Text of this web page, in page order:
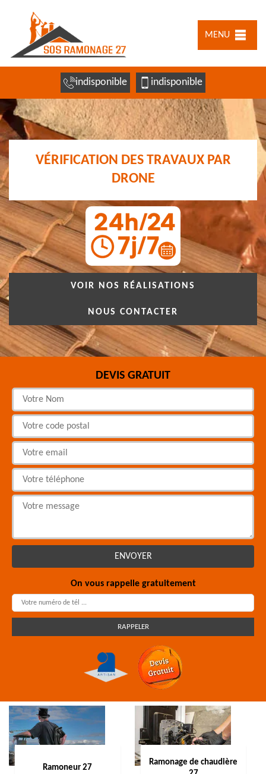
MENU
indisponible indisponible
VÉRIFICATION DES TRAVAUX PAR
DRONE
VOIR NOS RÉALISATIONS
NOUS CONTACTER
DEVIS GRATUIT
On vous rappelle gratuitement
Ramoneur 27
Ramonage de chaudière